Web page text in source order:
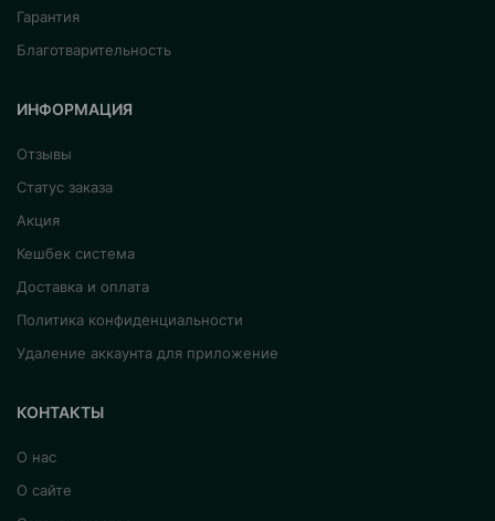
Гарантия
Благотварительность
ИНФОРМАЦИЯ
Отзывы
Статус заказа
Акция
Кешбек система
Доставка и оплата
Политика конфиденциальности
Удаление аккаунта для приложение
КОНТАКТЫ
О нас
О сайте